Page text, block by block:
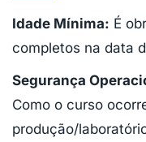
Idade Mínima: É
completos na data
Segurança
Como o curso
produção/